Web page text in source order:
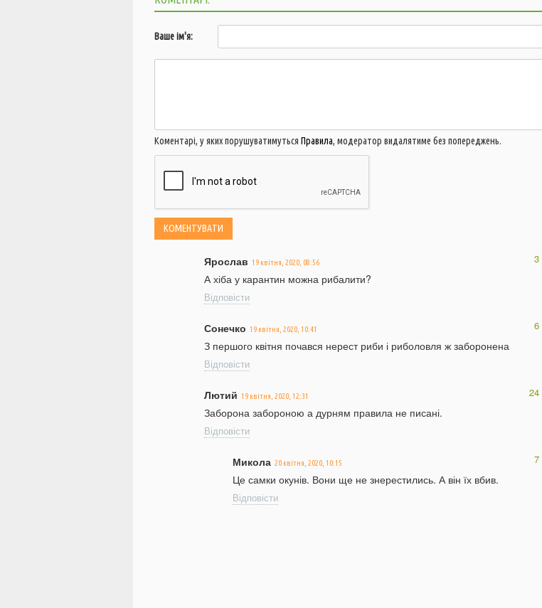
Ваше ім'я:
Коментарі, у яких порушуватимуться Правила, модератор видалятиме без попереджень.
3
Ярослав 19 квітня, 2020, 08:56
А хіба у карантин можна рибалити?
Відповісти
6
Сонечко 19 квітня, 2020, 10:41
З першого квітня почався нерест риби і риболовля ж заборонена
Відповісти
24
Лютий 19 квітня, 2020, 12:31
Заборона забороною а дурням правила не писані.
Відповісти
7
Микола 20 квітня, 2020, 10:15
Це самки окунів. Вони ще не знерестились. А він їх вбив.
Відповісти